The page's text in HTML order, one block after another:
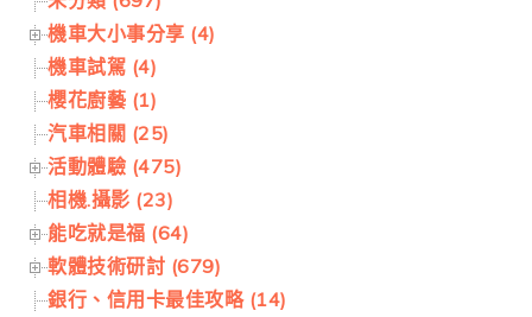
機車大小事分享 (4)
機車試駕 (4)
櫻花廚藝 (1)
汽車相關 (25)
活動體驗 (475)
相機.攝影 (23)
能吃就是福 (64)
軟體技術研討 (679)
銀行、信用卡最佳攻略 (14)